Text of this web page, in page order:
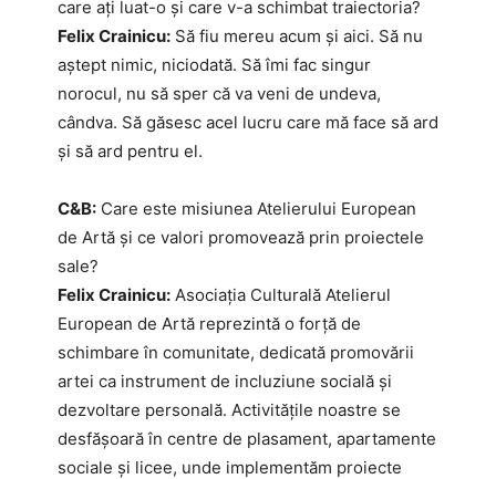
care ați luat-o și care v-a schimbat traiectoria?
Felix Crainicu: Să fiu mereu acum și aici. Să nu
aștept nimic, niciodată. Să îmi fac singur
norocul, nu să sper că va veni de undeva,
cândva. Să găsesc acel lucru care mă face să ard
și să ard pentru el.
C&B: Care este misiunea Atelierului European
de Artă și ce valori promovează prin proiectele
sale?
Felix Crainicu: Asociația Culturală Atelierul
European de Artă reprezintă o forță de
schimbare în comunitate, dedicată promovării
artei ca instrument de incluziune socială și
dezvoltare personală. Activitățile noastre se
desfășoară în centre de plasament, apartamente
sociale și licee, unde implementăm proiecte